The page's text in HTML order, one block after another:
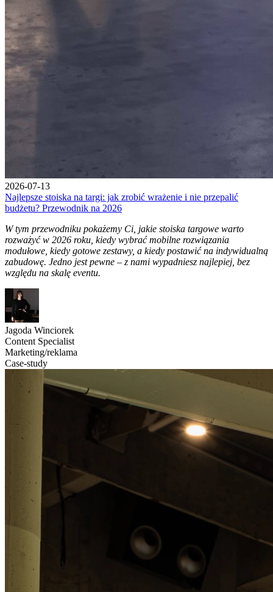
2026-07-13
Najlepsze stoiska na targi: jak zrobić wrażenie i nie przepalić
budżetu? Przewodnik na 2026
W tym przewodniku pokażemy Ci, jakie stoiska targowe warto
rozważyć w 2026 roku, kiedy wybrać mobilne rozwiązania
modułowe, kiedy gotowe zestawy, a kiedy postawić na indywidualną
zabudowę. Jedno jest pewne – z nami wypadniesz najlepiej, bez
względu na skalę eventu.
Jagoda Winciorek
Content Specialist
Marketing/reklama
Case-study